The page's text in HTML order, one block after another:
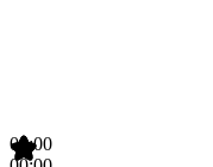
00:00